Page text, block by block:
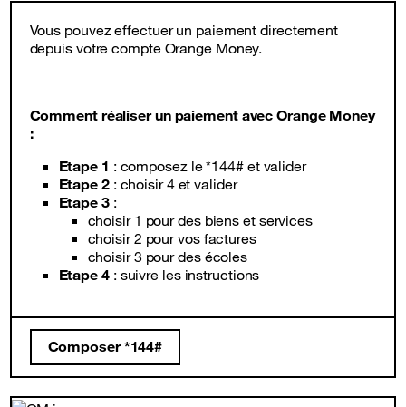
Vous pouvez effectuer un paiement directement
depuis votre compte Orange Money.
Comment réaliser un paiement avec Orange Money
:
Etape 1 : composez le*144#et valider
Etape 2 : choisir 4 et valider
Etape 3 :
choisir 1 pour des biens et services
choisir 2 pour vos factures
choisir 3 pour des écoles
Etape 4: suivre les instructions
Composer *144#